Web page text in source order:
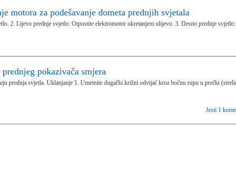
motora za podešavanje dometa prednjih svjetala
2. Lijevo prednje svjetlo: Otpustite elektromotor okretanjem ulijevo. 3. Desno prednje svjetlo:
pokazivača smjera
prednja svjetla. Uklanjanje 1. Umetnite dugački križni odvijač kroz bočnu rupu u prečki
Jesti 1